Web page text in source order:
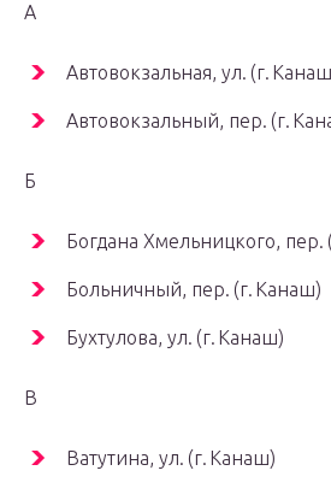
А
Автовокзальная, ул. (г.
Автовокзальный, пер. (г.
Б
Богдана Хмельницкого, пер.
Больничный, пер. (г. Канаш)
Бухтулова, ул. (г. Канаш)
В
Ватутина, ул. (г. Канаш)